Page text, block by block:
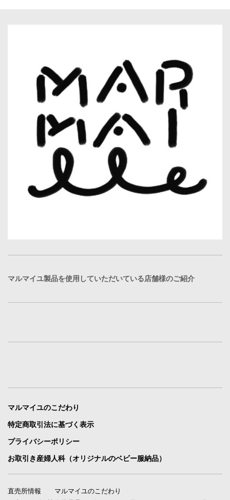
マルマイユ製品を使用していただいている店舗様のご紹介
マルマイユのこだわり
特定商取引法に基づく表示
プライバシーポリシー
お取引き産婦人科（オリジナルのベビー服納品）
直売所情報
マルマイユのこだわり